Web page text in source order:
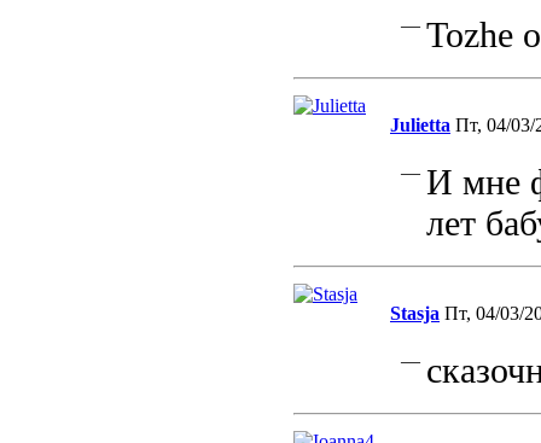
— Tozhe
Julietta Пт, 04/03/
— И мне
лет
Stasja Пт, 04/03/
—